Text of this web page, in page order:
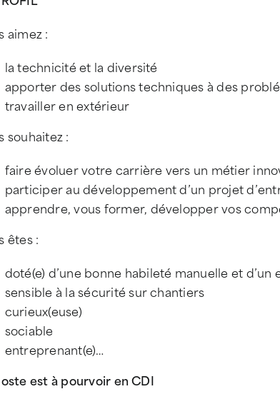
aimez :
la technicité et la diversité
apporter des solutions techniques à des
travailler en extérieur
souhaitez :
faire évoluer votre carrière vers un métier
participer au développement d’un projet
apprendre, vous former, développer vos
êtes :
doté(e) d’une bonne habileté manuelle et d’un
sensible à la sécurité sur chantiers
curieux(euse)
sociable
entreprenant(e)…
est à pourvoir en CDI